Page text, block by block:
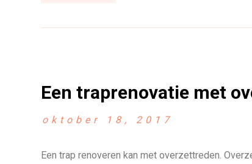
Een traprenovatie met
oktober 18, 2017
Een trap renoveren kan met overzettreden.